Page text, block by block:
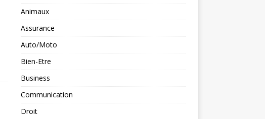
Animaux
Assurance
Auto/Moto
Bien-Etre
Business
Communication
Droit